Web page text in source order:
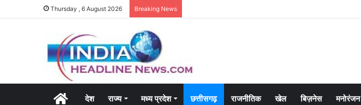
Thursday , 6 August 2026 Breaking News
Homeदेश राज्य मध्य प्रदेश छत्तीसगढ़ राजनीतिक खेल बिज़नेस मनोरंजन